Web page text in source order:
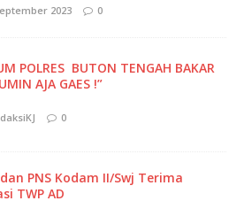
2023 0
POLRES BUTON TENGAH BAKAR
AJA GAES !”
0
PNS Kodam II/Swj Terima
TWP AD